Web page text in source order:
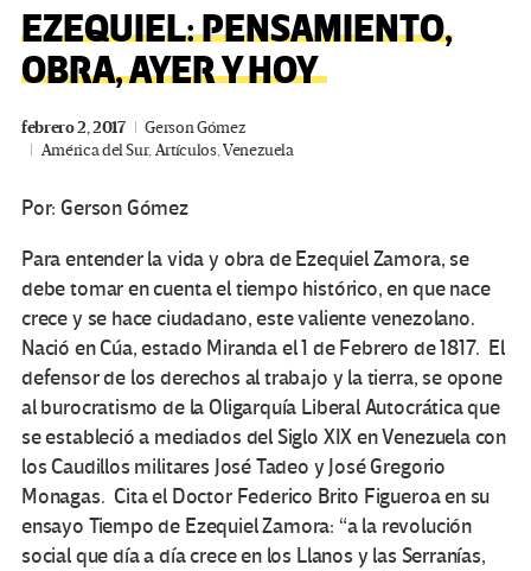
EZEQUIEL: PENSAMIENTO,
OBRA, AYER Y HOY
febrero 2, 2017
Gerson Gómez
América del Sur,Artículos,Venezuela
Por: Gerson Gómez
Para entender la vida y obra de Ezequiel Zamora, se
debe tomar en cuenta el tiempo histórico, en que nace
crece y se hace ciudadano, este valiente venezolano.
Nació en Cúa, estado Miranda el 1 de Febrero de 1817. El
defensor de los derechos al trabajo y la tierra, se opone
al burocratismo de la Oligarquía Liberal Autocrática que
se estableció a mediados del Siglo XIX en Venezuela con
los Caudillos militares José Tadeo y José Gregorio
Monagas. Cita el Doctor Federico Brito Figueroa en su
ensayo Tiempo de Ezequiel Zamora: “a la revolución
social que día a día crece en los Llanos y las Serranías,